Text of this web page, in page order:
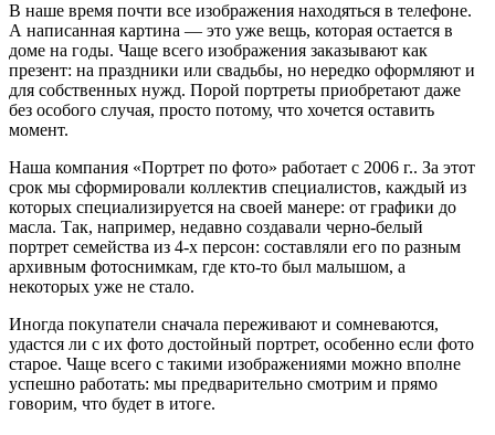
В наше время почти все изображения находяться в телефоне.
А написанная картина — это уже вещь, которая остается в
доме на годы. Чаще всего изображения заказывают как
презент: на праздники или свадьбы, но нередко оформляют и
для собственных нужд. Порой портреты приобретают даже
без особого случая, просто потому, что хочется оставить
момент.
Наша компания «Портрет по фото» работает с 2006 г.. За этот
срок мы сформировали коллектив специалистов, каждый из
которых специализируется на своей манере: от графики до
масла. Так, например, недавно создавали черно-белый
портрет семейства из 4-х персон: составляли его по разным
архивным фотоснимкам, где кто-то был малышом, а
некоторых уже не стало.
Иногда покупатели сначала переживают и сомневаются,
удастся ли с их фото достойный портрет, особенно если фото
старое. Чаще всего с такими изображениями можно вполне
успешно работать: мы предварительно смотрим и прямо
говорим, что будет в итоге.